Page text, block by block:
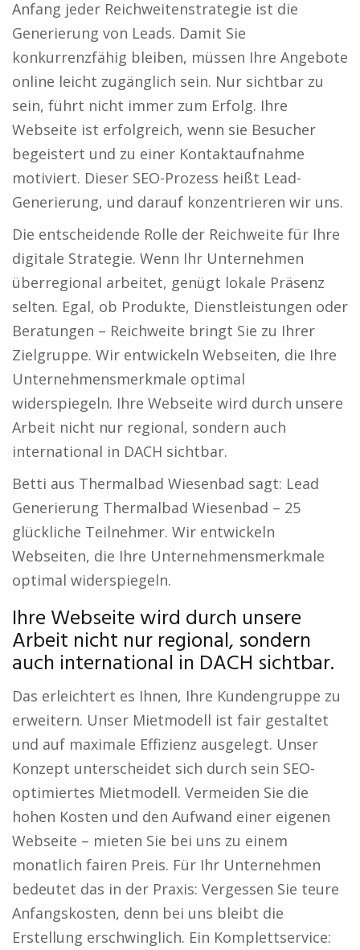
Anfang jeder Reichweitenstrategie ist die
Generierung von Leads. Damit Sie
konkurrenzfähig bleiben, müssen Ihre Angebote
online leicht zugänglich sein. Nur sichtbar zu
sein, führt nicht immer zum Erfolg. Ihre
Webseite ist erfolgreich, wenn sie Besucher
begeistert und zu einer Kontaktaufnahme
motiviert. Dieser SEO-Prozess heißt Lead-
Generierung, und darauf konzentrieren wir uns.
Die entscheidende Rolle der Reichweite für Ihre
digitale Strategie. Wenn Ihr Unternehmen
überregional arbeitet, genügt lokale Präsenz
selten. Egal, ob Produkte, Dienstleistungen oder
Beratungen – Reichweite bringt Sie zu Ihrer
Zielgruppe. Wir entwickeln Webseiten, die Ihre
Unternehmensmerkmale optimal
widerspiegeln. Ihre Webseite wird durch unsere
Arbeit nicht nur regional, sondern auch
international in DACH sichtbar.
Betti aus Thermalbad Wiesenbad sagt: Lead
Generierung Thermalbad Wiesenbad – 25
glückliche Teilnehmer. Wir entwickeln
Webseiten, die Ihre Unternehmensmerkmale
optimal widerspiegeln.
Ihre Webseite wird durch unsere
Arbeit nicht nur regional, sondern
auch international in DACH sichtbar.
Das erleichtert es Ihnen, Ihre Kundengruppe zu
erweitern. Unser Mietmodell ist fair gestaltet
und auf maximale Effizienz ausgelegt. Unser
Konzept unterscheidet sich durch sein SEO-
optimiertes Mietmodell. Vermeiden Sie die
hohen Kosten und den Aufwand einer eigenen
Webseite – mieten Sie bei uns zu einem
monatlich fairen Preis. Für Ihr Unternehmen
bedeutet das in der Praxis: Vergessen Sie teure
Anfangskosten, denn bei uns bleibt die
Erstellung erschwinglich. Ein Komplettservice: